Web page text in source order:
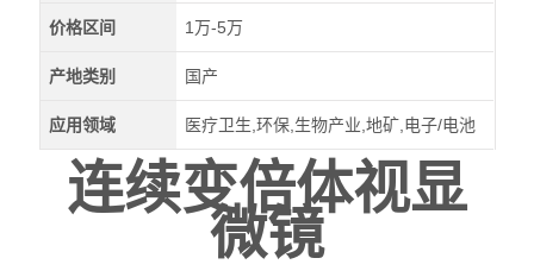
价格区间 1万-5万
产地类别 国产
应用领域 医疗卫生,环保,生物产业,地矿,电子/电池
连续变倍体视显
微镜